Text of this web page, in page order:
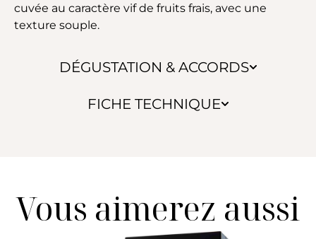
DÉGUSTATION & ACCORDS
FICHE TECHNIQUE
cuvée au caractère vif de fruits frais, avec une
texture souple.
Vous aimerez aussi